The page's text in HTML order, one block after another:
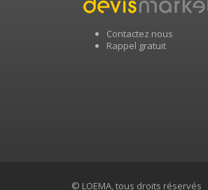
Contactez nous
Rappel gratuit
© LOEMA, tous droits réservés